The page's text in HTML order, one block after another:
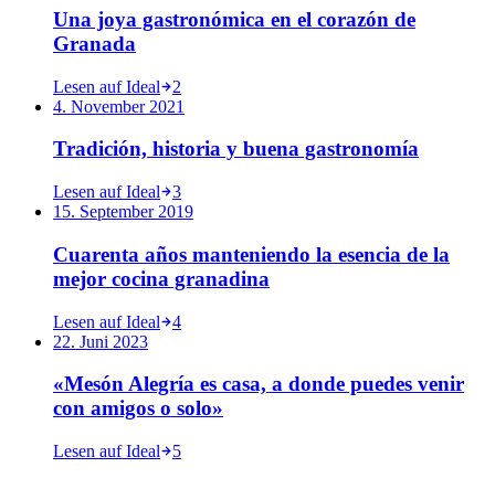
Una joya gastronómica en el corazón de
Granada
Lesen auf Ideal
2
4. November 2021
Tradición, historia y buena gastronomía
Lesen auf Ideal
3
15. September 2019
Cuarenta años manteniendo la esencia de la
mejor cocina granadina
Lesen auf Ideal
4
22. Juni 2023
«Mesón Alegría es casa, a donde puedes venir
con amigos o solo»
Lesen auf Ideal 5